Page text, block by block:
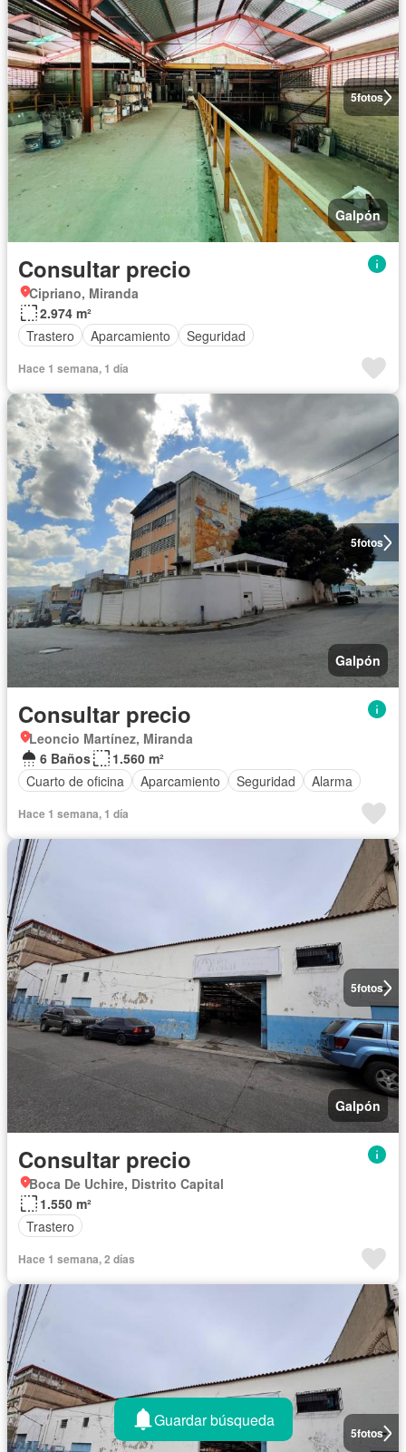
5fotos
Galpón
Consultar precio
Cipriano, Miranda
2.974 m²
Trastero
Aparcamiento Seguridad
Hace 1 semana, 1 día
5fotos
Galpón
Consultar precio
Leoncio Martínez, Miranda
6 Baños
1.560 m²
Cuarto de oficina
Aparcamiento Seguridad Alarma
Hace 1 semana, 1 día
5fotos
Galpón
Consultar precio
Boca De Uchire, Distrito Capital
1.550 m²
Trastero
Hace 1 semana, 2 días
5fotos
Guardar búsqueda